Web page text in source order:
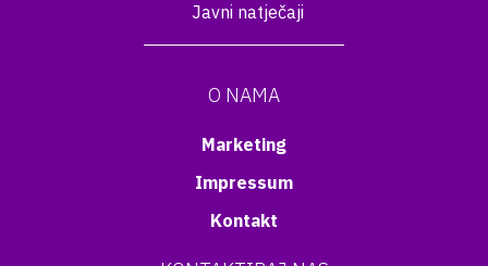
Javni natječaji
O NAMA
Marketing
Impressum
Kontakt